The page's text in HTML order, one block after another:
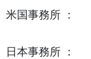
米国事務所 ：
日本事務所 ：